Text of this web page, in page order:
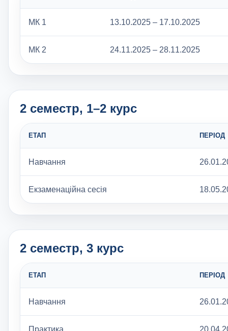
МК 1 13.10.2025 – 17.10.2025
МК 2 24.11.2025 – 28.11.2025
2 семестр, 1–2 курс
ЕТАП ПЕРІОД
Навчання
Екзаменаційна сесія
2 семестр, 3 курс
ЕТАП ПЕРІОД
Навчання
Практика